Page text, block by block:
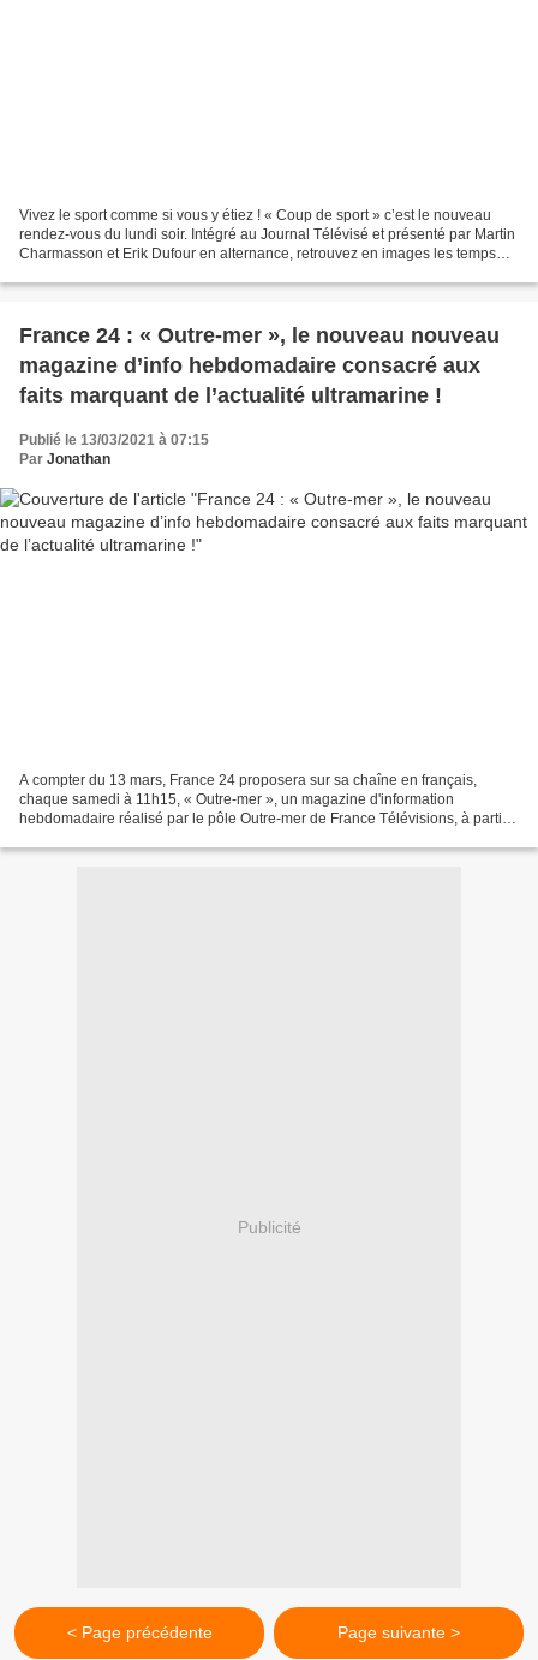
Vivez le sport comme si vous y étiez ! « Coup de sport » c’est le nouveau
rendez-vous du lundi soir. Intégré au Journal Télévisé et présenté par Martin
Charmasson et Erik Dufour en alternance, retrouvez en images les temps
France 24 : « Outre-mer », le nouveau nouveau
magazine d’info hebdomadaire consacré aux
faits marquant de l’actualité ultramarine !
Publié le 13/03/2021 à 07:15
Par Jonathan
A compter du 13 mars, France 24 proposera sur sa chaîne en français,
chaque samedi à 11h15, « Outre-mer », un magazine d'information
hebdomadaire réalisé par le pôle Outre-mer de France Télévisions, à partir
Publicité
< Page précédente Page suivante >